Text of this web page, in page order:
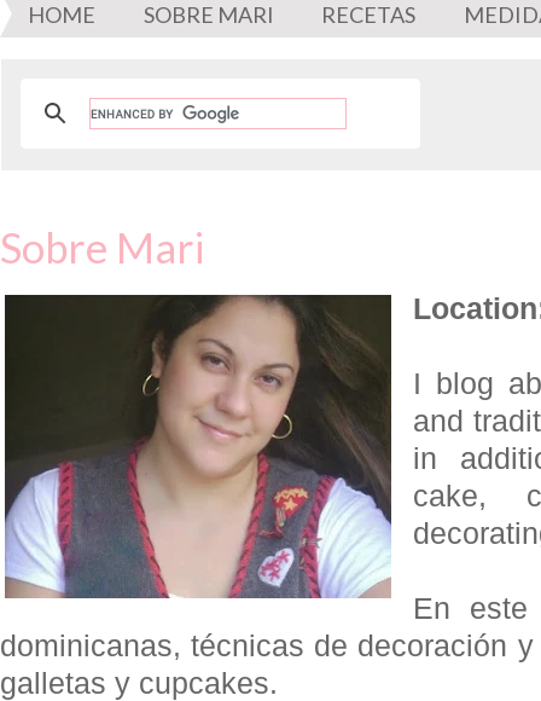
HOME SOBRE MARI RECETAS
Sobre Mari
I blog
and
in
cake,
En este
dominicanas, técnicas de decoración
galletas y cupcakes.